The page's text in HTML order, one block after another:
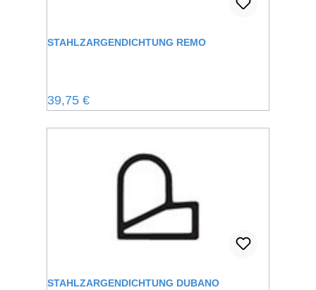
STAHLZARGENDICHTUNG REMO
Regulärer Preis:
39,75 €
STAHLZARGENDICHTUNG DUBANO